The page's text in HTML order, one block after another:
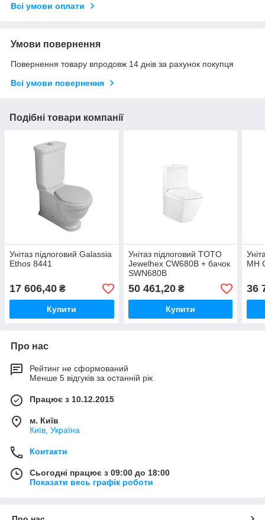
Всі умови оплати
Умови повернення
Повернення товару впродовж 14 днів за рахунок покупця
Всі умови повернення
Подібні товари компанії
Унітаз підлоговий Galassia
Ethos 8441
17 606,40 ₴
Купити
Унітаз підлоговий TOTO
Jewelhex CW680B + бачок
SWN680B
50 461,20₴
Купити
MH
36
Про нас
Рейтинг не сформований
Менше 5 відгуків за останній рік
Працює з 10.12.2015
м. Київ
Київ, Україна
Контакти
Сьогодні працює з 09:00 до 18:00
Показати весь графік роботи